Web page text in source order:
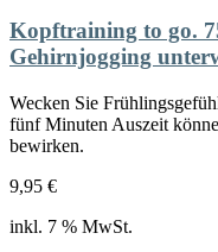
Kopftraining to go.
Gehirnjogging
Wecken Sie
fünf Minuten Auszeit
bewirken.
9,95 €
inkl. 7 % MwSt.